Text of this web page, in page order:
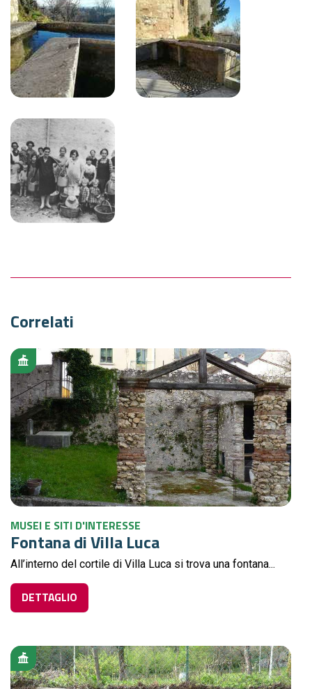
Correlati
MUSEI E SITI D'INTERESSE
Fontana di Villa Luca
All’interno del cortile di Villa Luca si trova una fontana...
DETTAGLIO